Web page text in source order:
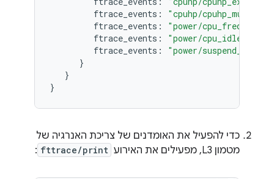
ftrace_events:
"cpuhp/
ftrace_events:
"power/cpu_frequency"
ftrace_events:
"power/cpu_idle"
ftrace_events:
"power/
}
}
}
כדי להפעיל את האומדנים של צריכת האנרגיה של
מטמון L3, מפעילים את האירוע
fttrace/print
: